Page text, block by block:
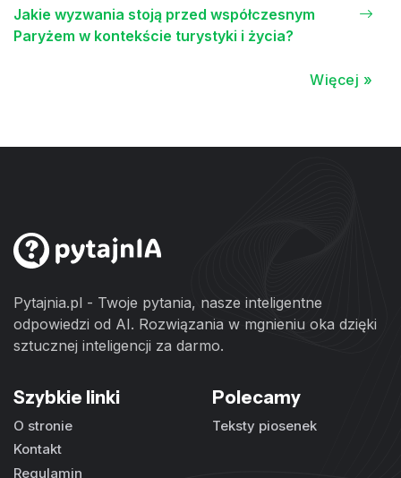
Jakie wyzwania stoją przed współczesnym
Paryżem w kontekście turystyki i życia?
Więcej »
Pytajnia.pl - Twoje pytania, nasze inteligentne
odpowiedzi od AI. Rozwiązania w mgnieniu oka dzięki
sztucznej inteligencji za darmo.
Szybkie linki
O stronie
Kontakt
Regulamin
Polecamy
Teksty piosenek